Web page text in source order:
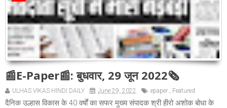
📰E-Paper📰: बुधवार, 29 जून 2022🗞
ULHAS VIKAS HINDI DAILY June 29, 2022 epaper Featured
दैनिक उल्हास विकास के 40 वर्षों का सफर मुख्य संपादक श्री हीरो अशोक बोधा के